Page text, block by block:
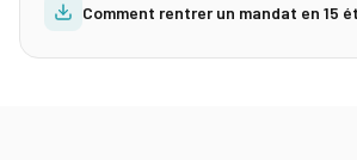
Comment rentrer un mandat en 15